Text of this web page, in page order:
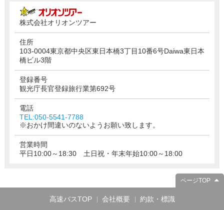
株式会社オリオンツアー
住所
103-0004東京都中央区東日本橋3丁目10番6号Daiwa東日本
橋ビル3階
登録番号
観光庁長官登録旅行業第692号
電話
TEL:050-5541-7788
※おかけ間違いのないようお願い致します。
営業時間
平日10:00～18:30 土日祝・年末年始10:00～18:00
ページTOP
高速バスTOP 会社概要 約款・標識